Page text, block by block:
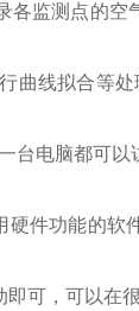
监测点的空
线拟合等处
电脑都可以
件功能的软
可，可以在很